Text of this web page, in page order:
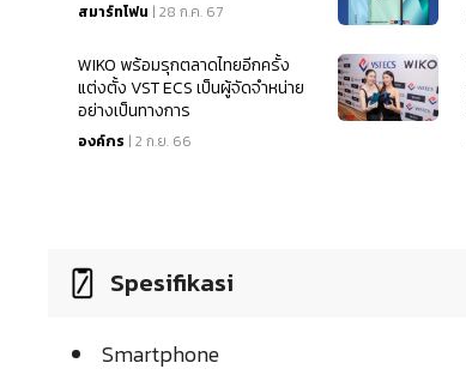
สมาร์ทโฟน | 28 ก.ค. 67
WIKO พร้อมรุกตลาดไทยอีกครั้ง
แต่งตั้ง VST ECS เป็นผู้จัดจำหน่าย
อย่างเป็นทางการ
องค์กร | 2 ก.ย. 66
Spesifikasi
Smartphone